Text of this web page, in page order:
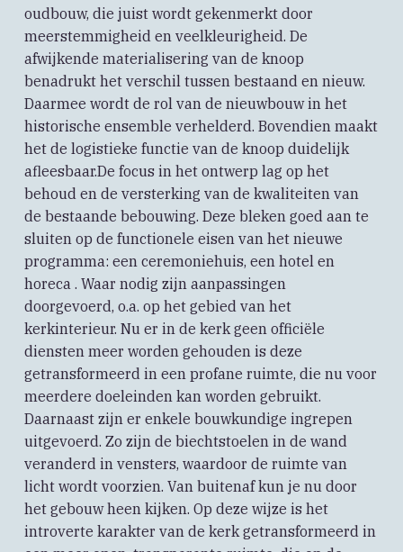
oudbouw, die juist wordt gekenmerkt door
meerstemmigheid en veelkleurigheid. De
afwijkende materialisering van de knoop
benadrukt het verschil tussen bestaand en nieuw.
Daarmee wordt de rol van de nieuwbouw in het
historische ensemble verhelderd. Bovendien maakt
het de logistieke functie van de knoop duidelijk
afleesbaar.De focus in het ontwerp lag op het
behoud en de versterking van de kwaliteiten van
de bestaande bebouwing. Deze bleken goed aan te
sluiten op de functionele eisen van het nieuwe
programma: een ceremoniehuis, een hotel en
horeca . Waar nodig zijn aanpassingen
doorgevoerd, o.a. op het gebied van het
kerkinterieur. Nu er in de kerk geen officiële
diensten meer worden gehouden is deze
getransformeerd in een profane ruimte, die nu voor
meerdere doeleinden kan worden gebruikt.
Daarnaast zijn er enkele bouwkundige ingrepen
uitgevoerd. Zo zijn de biechtstoelen in de wand
veranderd in vensters, waardoor de ruimte van
licht wordt voorzien. Van buitenaf kun je nu door
het gebouw heen kijken. Op deze wijze is het
introverte karakter van de kerk getransformeerd in